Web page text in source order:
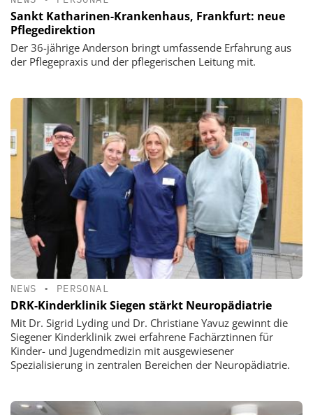
Sankt Katharinen-Krankenhaus, Frankfurt: neue
Pflegedirektion
Der 36-jährige Anderson bringt umfassende Erfahrung aus
der Pflegepraxis und der pflegerischen Leitung mit.
NEWS • PERSONAL
DRK-Kinderklinik Siegen stärkt Neuropädiatrie
Mit Dr. Sigrid Lyding und Dr. Christiane Yavuz gewinnt die
Siegener Kinderklinik zwei erfahrene Fachärztinnen für
Kinder- und Jugendmedizin mit ausgewiesener
Spezialisierung in zentralen Bereichen der Neuropädiatrie.